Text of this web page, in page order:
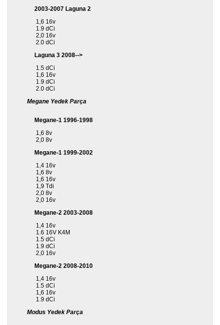
2003-2007 Laguna 2
1,6 16v
1.9 dCi
2,0 16v
2.0 dCi
Laguna 3 2008-->
1.5 dCi
1,6 16v
1.9 dCi
2.0 dCi
Megane Yedek Parça
Megane-1 1996-1998
1,6 8v
2,0 8v
Megane-1 1999-2002
1,4 16v
1,6 8v
1,6 16v
1,9 Tdi
2,0 8v
2,0 16v
Megane-2 2003-2008
1,4 16v
1.6 16V K4M
1.5 dCi
1.9 dCi
2,0 16v
Megane-2 2008-2010
1,4 16v
1.5 dCi
1,6 16v
1.9 dCi
Modus Yedek Parça